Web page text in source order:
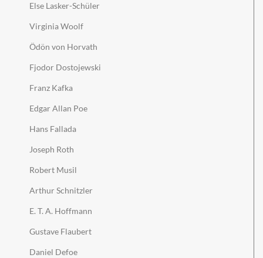
Else Lasker-Schüler
Virginia Woolf
Ödön von Horvath
Fjodor Dostojewski
Franz Kafka
Edgar Allan Poe
Hans Fallada
Joseph Roth
Robert Musil
Arthur Schnitzler
E. T. A. Hoffmann
Gustave Flaubert
Daniel Defoe